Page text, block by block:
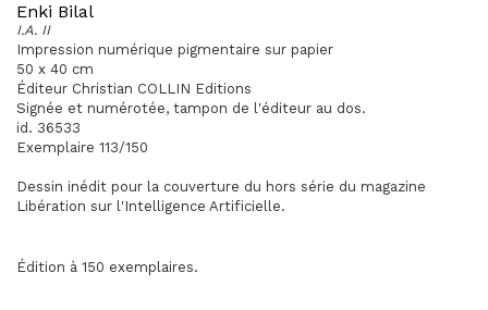
Enki Bilal
I.A. II
Impression numérique pigmentaire sur papier
50 x 40 cm
Éditeur Christian COLLIN Editions
Signée et numérotée, tampon de l'éditeur au dos.
id. 36533
Exemplaire 113/150
Dessin inédit pour la couverture du hors série du magazine
Libération sur l'Intelligence Artificielle.
Édition à 150 exemplaires.